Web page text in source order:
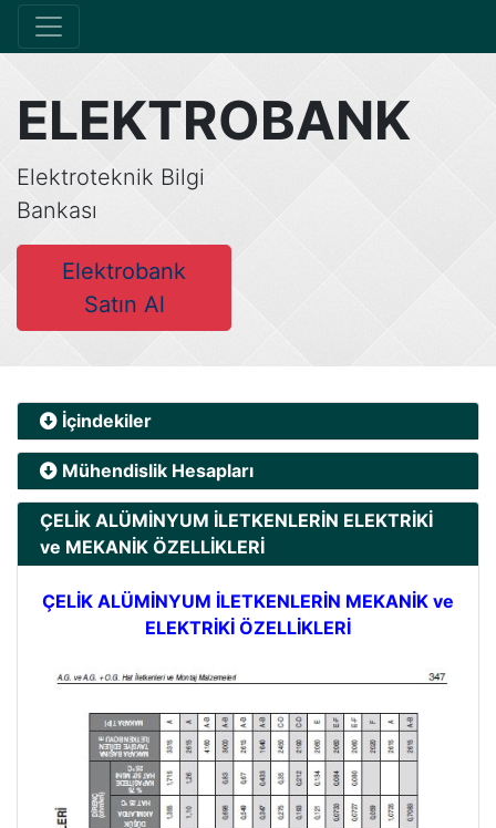
ELEKTROBANK
Elektroteknik Bilgi
Bankası
Elektrobank
Satın Al
İçindekiler
Mühendislik Hesapları
ÇELİK ALÜMİNYUM İLETKENLERİN ELEKTRİKİ
ve MEKANİK ÖZELLİKLERİ
ÇELİK ALÜMİNYUM İLETKENLERİN MEKANİK ve
ELEKTRİKİ ÖZELLİKLERİ